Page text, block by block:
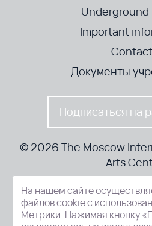
Underground
Important
Документы
Подписаться на
© 2026 The Moscow
Arts
52-8, Kosmodamianskaya nab.,
На нашем сайте
файлов cookie с
Метрики. Нажимая кнопку